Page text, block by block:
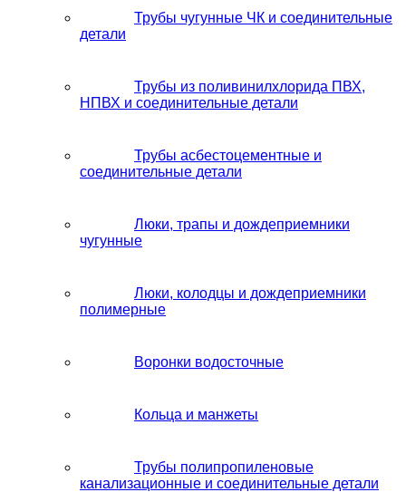
Трубы чугунные ЧК и соединительные
детали
Трубы из поливинилхлорида ПВХ,
НПВХ и соединительные детали
Трубы асбестоцементные и
соединительные детали
Люки, трапы и дождеприемники
чугунные
Люки, колодцы и дождеприемники
полимерные
Воронки водосточные
Кольца и манжеты
Трубы полипропиленовые
канализационные и соединительные детали